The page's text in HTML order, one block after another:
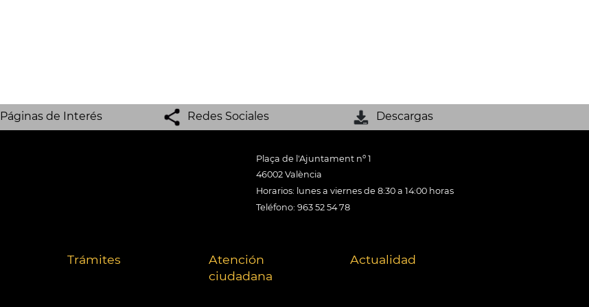
Páginas de Interés Redes Sociales Descargas
Plaça de l'Ajuntament nº 1
46002 València
Horarios: lunes a viernes de 8:30 a 14:00 horas
Teléfono: 963 52 54 78
Trámites
Atención
ciudadana
Actualidad